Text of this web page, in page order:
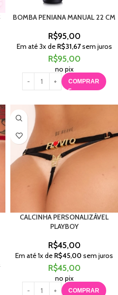
BOMBA PENIANA MANUAL 22 CM
R$95,00
Em até3x de R$31,67sem juros
R$95,00
no pix
COMPRAR
CALCINHA PERSONALIZÁVEL
PLAYBOY
R$45,00
Em até1x de R$45,00 sem juros
R$45,00
no pix
COMPRAR